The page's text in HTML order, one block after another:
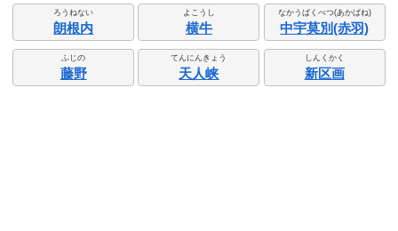
ろうねない
朗根内
よこうし
横牛
なかうばくべつ(あかばね)
中宇莫別(赤羽)
ふじの
藤野
てんにんきょう
天人峡
しんくかく
新区画